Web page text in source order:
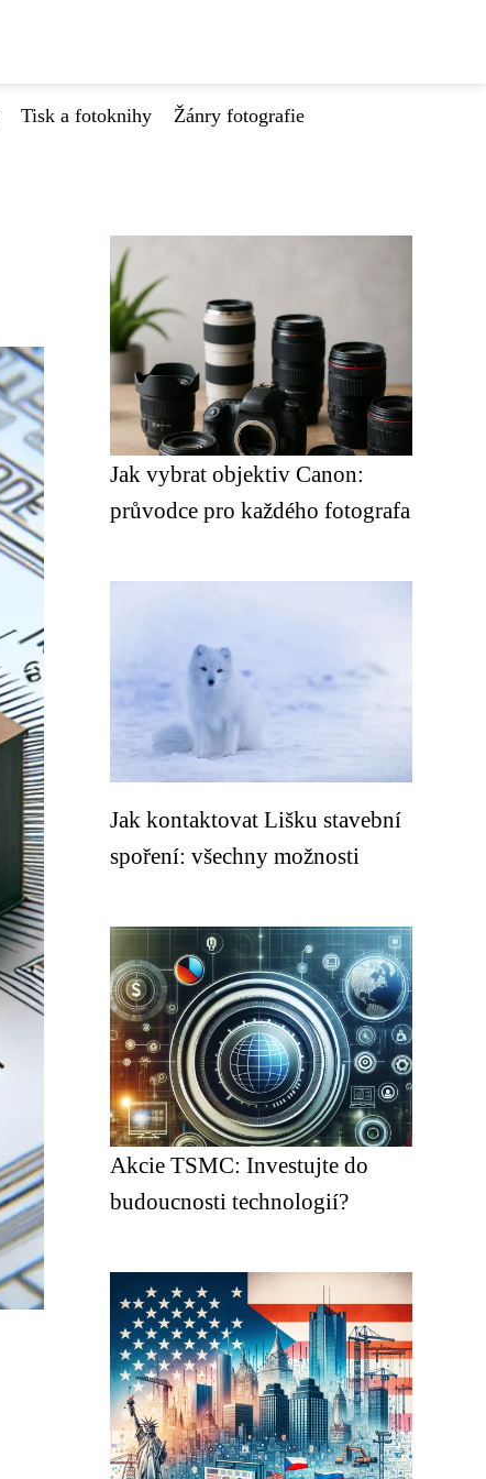
Tisk a fotoknihy Žánry fotografie
Jak vybrat objektiv Canon:
průvodce pro každého fotografa
Jak kontaktovat Lišku stavební
spoření: všechny možnosti
Akcie TSMC: Investujte do
budoucnosti technologií?